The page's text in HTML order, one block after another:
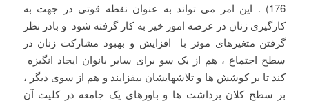
176) . این امر می تواند به عنوان نقطه قوتی در جهت به
کارگیری زنان در عرصه امور خیر به کار گرفته شود و بادر نظر
گرفتن متغیرهای موثر با افزایش و بهبود مشارکت زنان در
سطح اجتماع ، هم از یک سو برای سایر بانوان ایجاد انگیزه
کند تا بر کوشش ها و تلاشهایشان بیفزایند و هم از سوی دیگر ،
بر سطح کلان برداشت ها و باورهای یک جامعه در کلیت آن